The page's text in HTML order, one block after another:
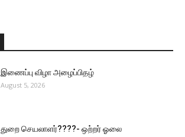
இணைப்பு விழா அழைப்பிதழ்
August 5, 2026
துறை செயலாளர்????- ஒற்றர் ஓலை